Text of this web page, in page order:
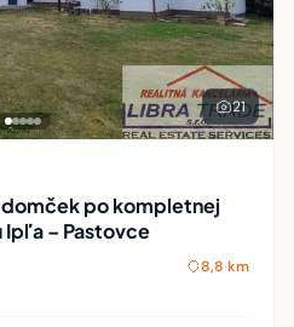
21
po kompletnej
Ipľa – Pastovce
8,8 km